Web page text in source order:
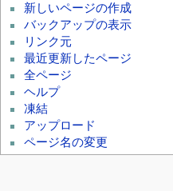
新しいページの作成
バックアップの表示
リンク元
最近更新したページ
全ページ
ヘルプ
凍結
アップロード
ページ名の変更